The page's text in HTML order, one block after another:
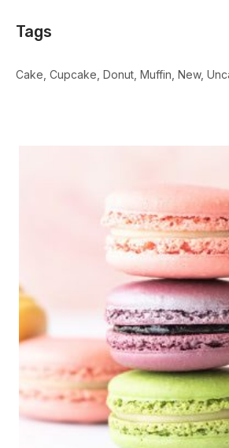
Tags
Cake Cupcake Donut Muffin New